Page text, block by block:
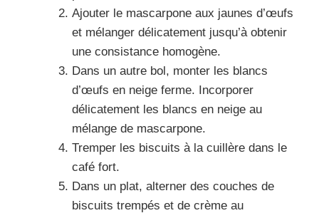
Ajouter le mascarpone aux jaunes d’œufs
et mélanger délicatement jusqu’à obtenir
une consistance homogène.
Dans un autre bol, monter les blancs
d’œufs en neige ferme. Incorporer
délicatement les blancs en neige au
mélange de mascarpone.
Tremper les biscuits à la cuillère dans le
café fort.
Dans un plat, alterner des couches de
biscuits trempés et de crème au